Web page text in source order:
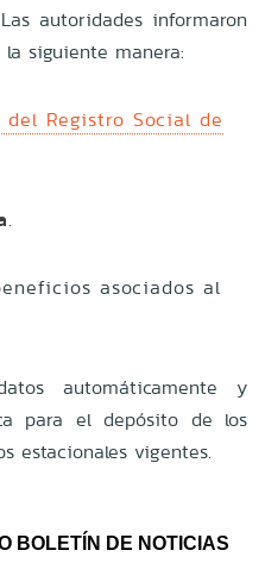
autoridades informaron
siguiente manera:
Registro Social de
.
asociados al
automáticamente y
para el depósito de los
estacionales vigentes.
BOLETÍN DE NOTICIAS